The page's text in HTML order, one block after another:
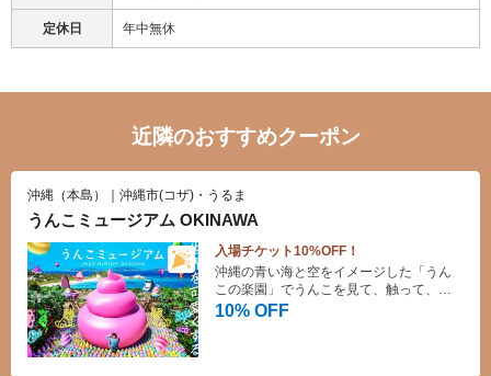
定休日 年中無休
近隣のおすすめクーポン
沖縄（本島）｜沖縄市(コザ)・うるま
うんこミュージアム OKINAWA
入場チケット10%OFF！
10% OFF
沖縄の青い海と空をイメージした「うん
この楽園」でうんこを見て、触って、撮
って、遊んで、唯一無二のうんこカワイ